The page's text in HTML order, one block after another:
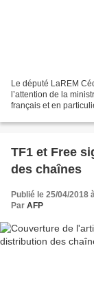
Le député LaREM
l’attention de la
français et en
TF1 et Free
des chaînes
Publié le 25/04/2018
Par AFP